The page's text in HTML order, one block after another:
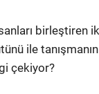
birleştiren
ile tanışmanın
çekiyor?